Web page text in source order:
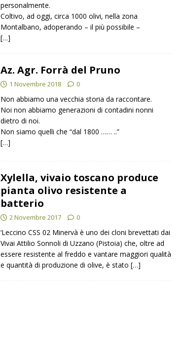
personalmente.
Coltivo, ad oggi, circa 1000 olivi, nella zona
Montalbano, adoperando – il più possibile –
[…]
Az. Agr. Forrà del Pruno
1 Novembre 2018 0
Non abbiamo una vecchia storia da raccontare.
Noi non abbiamo generazioni di contadini nonni
dietro di noi.
Non siamo quelli che “dal 1800 …… ..”
[…]
Xylella, vivaio toscano produce
pianta olivo resistente a
batterio
2 Novembre 2017 0
‘Leccino CSS 02 Minervà è uno dei cloni brevettati dai
Vivai Attilio Sonnoli di Uzzano (Pistoia) che, oltre ad
essere resistente al freddo e vantare maggiori qualità
e quantità di produzione di olive, è stato[…]